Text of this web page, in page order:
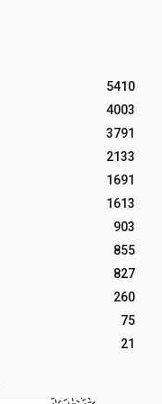
5410
4003
3791
2133
1691
1613
903
855
827
260
75
21